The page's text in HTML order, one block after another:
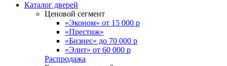
Каталог дверей
Ценовой сегмент
«Эконом» от 15 000 р
«Престиж»
«Бизнес» до 70 000 р
«Элит» от 60 000 р
Распродажа